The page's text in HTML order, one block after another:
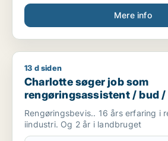
Mere info
Charlotte søger job som
13 d siden
Charlotte søger job som
rengøringsassistent / bud /
Rengøringsbevis.. 16 års erfaring i
iindustri. Og 2 år i landbruget